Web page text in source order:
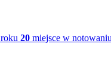
20 miejsce w